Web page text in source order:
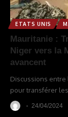
ETATS UNIS
Mauritanie :
Niger vers la
avancent
Discussions
pour transférer
24/04/2024